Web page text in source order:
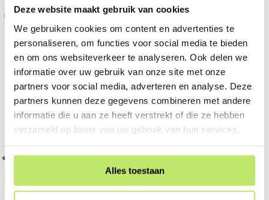
Deze website maakt gebruik van cookies
We gebruiken cookies om content en advertenties te
personaliseren, om functies voor social media te bieden
en om ons websiteverkeer te analyseren. Ook delen we
informatie over uw gebruik van onze site met onze
partners voor social media, adverteren en analyse. Deze
partners kunnen deze gegevens combineren met andere
informatie die u aan ze heeft verstrekt of die ze hebben
verzameld op basis van uw gebruik van hun services.
Alles toestaan
Op voorraad Op voorraad
Bekijk in 360°
in-lite | HALO Up-Down Dark